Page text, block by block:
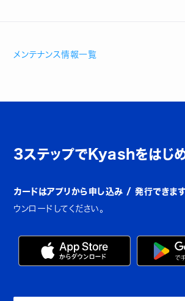
メンテナンス情報一覧
3ステップでKyashをはじ
カードはアプリから申し込み / 発行できます
ウンロードしてください。